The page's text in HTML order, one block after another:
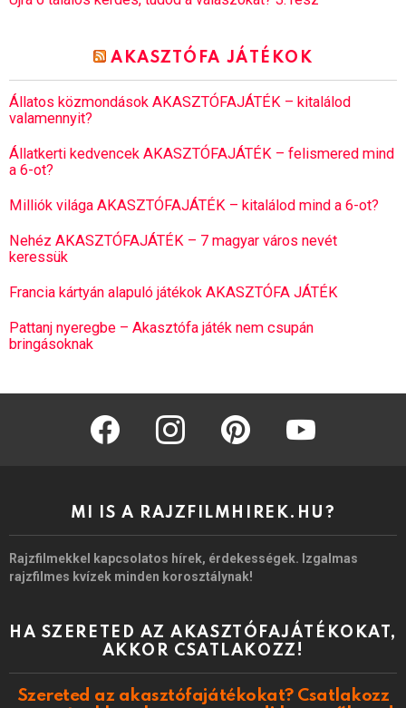
AKASZTÓFA JÁTÉKOK
Állatos közmondások AKASZTÓFAJÁTÉK – kitalálod
valamennyit?
Állatkerti kedvencek AKASZTÓFAJÁTÉK – felismered mind
a 6-ot?
Milliók világa AKASZTÓFAJÁTÉK – kitalálod mind a 6-ot?
Nehéz AKASZTÓFAJÁTÉK – 7 magyar város nevét
keressük
Francia kártyán alapuló játékok AKASZTÓFA JÁTÉK
Pattanj nyeregbe – Akasztófa játék nem csupán
bringásoknak
facebook instagram pinterest youtube
MI IS A RAJZFILMHIREK.HU?
Rajzfilmekkel kapcsolatos hírek, érdekességek. Izgalmas
rajzfilmes kvízek minden korosztálynak!
HA SZERETED AZ AKASZTÓFAJÁTÉKOKAT,
AKKOR CSATLAKOZZ!
Szereted az akasztófajátékokat? Csatlakozz